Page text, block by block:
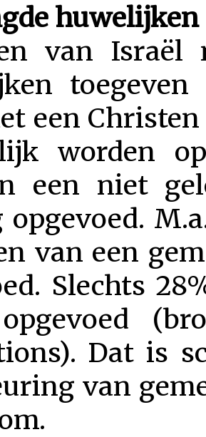
huwelijken
van Israël
toegeven
een
worden
een niet
opgevoed.
van een
Slechts
opgevoed
Dat is
van